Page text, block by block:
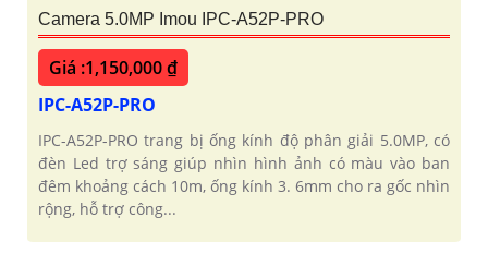
Camera 5.0MP Imou IPC-A52P-PRO
Giá :1,150,000 ₫
IPC-A52P-PRO
IPC-A52P-PRO trang bị ống kính độ phân giải 5.0MP, có
đèn Led trợ sáng giúp nhìn hình ảnh có màu vào ban
đêm khoảng cách 10m, ống kính 3. 6mm cho ra gốc nhìn
rộng, hỗ trợ công...